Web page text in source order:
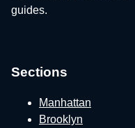
guides.
Sections
Manhattan
Brooklyn